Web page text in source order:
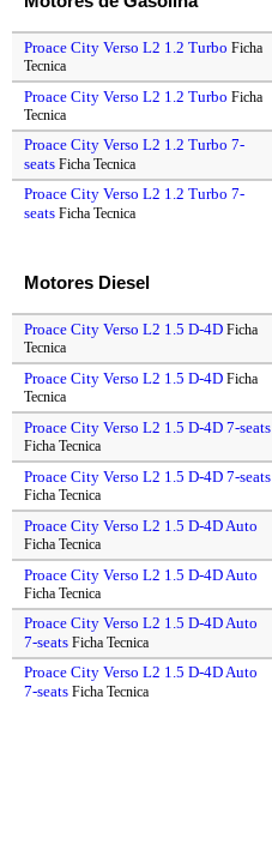
Proace City Verso L2 1.2 Turbo Ficha
Tecnica
Proace City Verso L2 1.2 Turbo Ficha
Tecnica
Proace City Verso L2 1.2 Turbo 7-
seats Ficha Tecnica
Proace City Verso L2 1.2 Turbo 7-
seats Ficha Tecnica
Motores Diesel
Proace City Verso L2 1.5 D-4D Ficha
Tecnica
Proace City Verso L2 1.5 D-4D Ficha
Tecnica
Proace City Verso L2 1.5 D-4D 7-seats
Ficha Tecnica
Proace City Verso L2 1.5 D-4D 7-seats
Ficha Tecnica
Proace City Verso L2 1.5 D-4D Auto
Ficha Tecnica
Proace City Verso L2 1.5 D-4D Auto
Ficha Tecnica
Proace City Verso L2 1.5 D-4D Auto
7-seats Ficha Tecnica
Proace City Verso L2 1.5 D-4D Auto
7-seats Ficha Tecnica